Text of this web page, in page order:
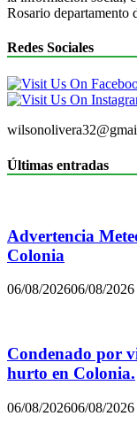
Rosario departamento
Redes Sociales
Últimas entradas
Advertencia
Colonia
06/08/202606/08/2026
Condenado por
hurto en Colonia.
06/08/202606/08/2026